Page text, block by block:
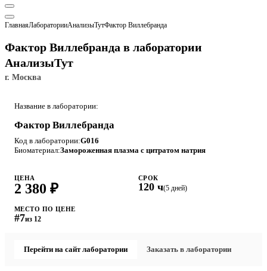
ГлавнаяЛабораторииАнализыТутФактор Виллебранда
Фактор Виллебранда в лаборатории
АнализыТут
г. Москва
Название в лаборатории:
Фактор Виллебранда
Код в лаборатории:G016
Биоматериал:Замороженная плазма с цитратом натрия
ЦЕНА
2 380 ₽
СРОК
120 ч(5 дней)
МЕСТО ПО ЦЕНЕ
#7из 12
Перейти на сайт лаборатории Заказать в лаборатории